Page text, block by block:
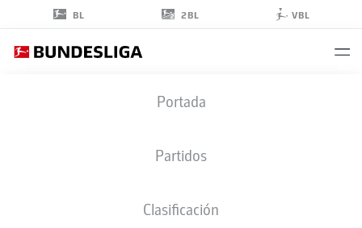
BL 2BL VBL
Portada
Partidos
Clasificación